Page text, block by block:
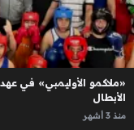
«ملاكمو الأوليمبي» في
الأبطال
منذ 3 أشهر